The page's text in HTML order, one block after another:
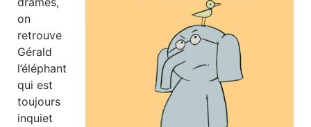
on
retrouve
Gérald
l’éléphant
qui est
toujours
inquiet